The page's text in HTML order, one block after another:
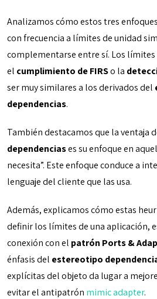
Analizamos cómo estos tres
con frecuencia a límites de unidad
complementarse entre sí. Los
el cumplimiento de FIRSo la
ser muy similares a los derivados del
dependencias.
También destacamos que la ventaja
dependenciases su enfoque en
necesita”. Este enfoque conduce a
lenguaje del cliente que las usa.
Además, explicamos cómo estas
definir los límites de una aplicación,
conexión con el patrón Ports &
énfasis del estereotipo
explícitas del objeto da lugar a
evitar el antipatrón mimic adapter.